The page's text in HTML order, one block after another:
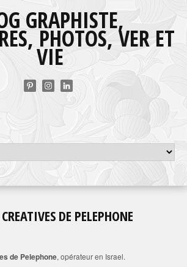
GRAPHISTE,
PHOTOS, VER ET
VIE
DE PELEPHONE
de Pelephone, opérateur en Israel.